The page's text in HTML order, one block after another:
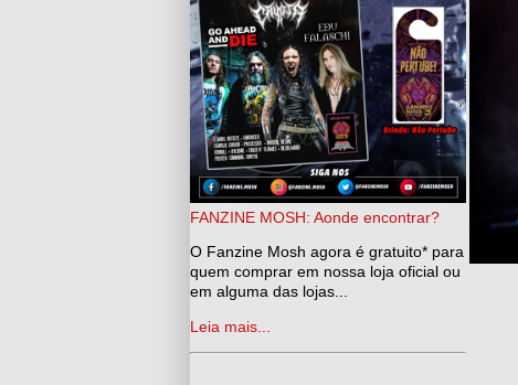
FANZINE MOSH: Aonde encontrar?
O Fanzine Mosh agora é gratuito* para
quem comprar em nossa loja oficial ou
em alguma das lojas...
Leia mais...
Adeus Ozzy Osbourne